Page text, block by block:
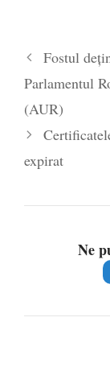
Fostul
Parlamentul
(AUR)
expirat
Ne